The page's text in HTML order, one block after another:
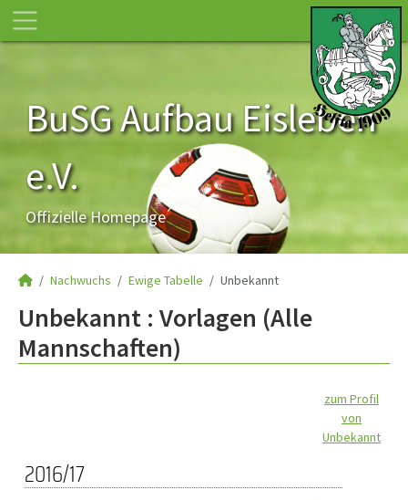
BuSG Aufbau Eisleben
e.V.
Offizielle Homepage
Nachwuchs Ewige Tabelle Unbekannt
Unbekannt : Vorlagen (Alle
Mannschaften)
zum Profil
von
Unbekannt
2016/17